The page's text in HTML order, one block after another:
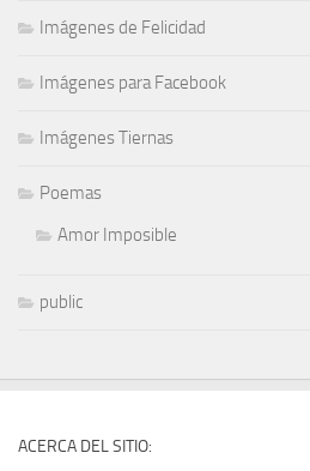
Imágenes de Felicidad
Imágenes para Facebook
Imágenes Tiernas
Poemas
Amor Imposible
public
ACERCA DEL SITIO: